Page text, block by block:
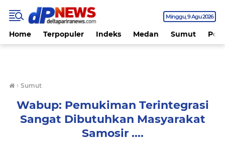
Minggu 9 Agu 2026
Home Terpopuler Indeks Medan Sumut
› Sumut
Wabup: Pemukiman Terintegrasi
Sangat Dibutuhkan Masyarakat
Samosir ....